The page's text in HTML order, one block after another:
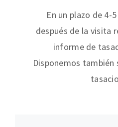
En un plazo de 4-
después de la visita
informe de
Disponemos